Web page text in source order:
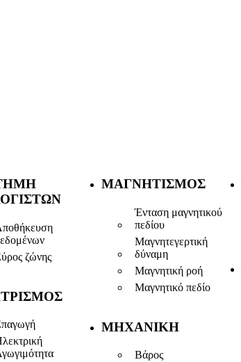
ζώνης
ΜΑΓΝΗΤΙΣΜΌΣ
Ένταση μαγνητικού
πεδίου
Μαγνητεγερτική
δύναμη
Μαγνητική ροή
Μαγνητικό πεδίο
ΜΗΧΑΝΙΚΉ
Βάρος